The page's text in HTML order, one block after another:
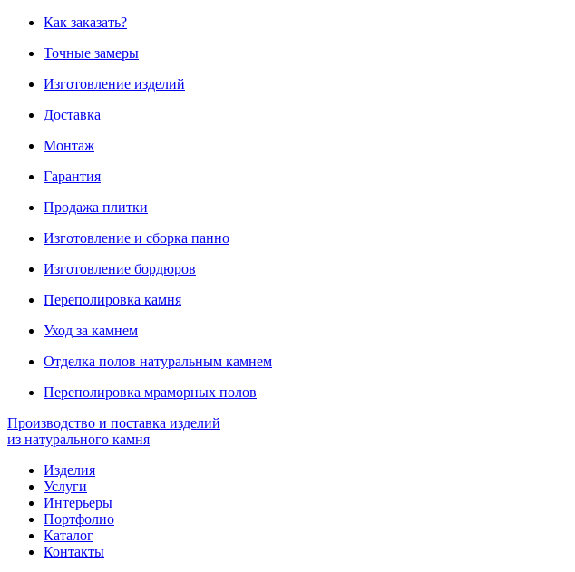
Как заказать?
Точные замеры
Изготовление изделий
Доставка
Монтаж
Гарантия
Продажа плитки
Изготовление и сборка панно
Изготовление бордюров
Переполировка камня
Уход за камнем
Отделка полов натуральным камнем
Переполировка мраморных полов
Производство и поставка изделий
из натурального камня
Изделия
Услуги
Интерьеры
Портфолио
Каталог
Контакты